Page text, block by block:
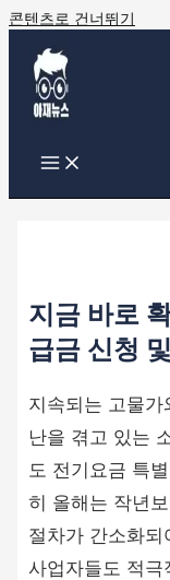
콘텐츠로 건너뛰기
지금 바로
급금 신청
지속되는 고물
난을 겪고 있는
도 전기요금 특
히 올해는 작년
절차가 간소화되
사업자들도 적극